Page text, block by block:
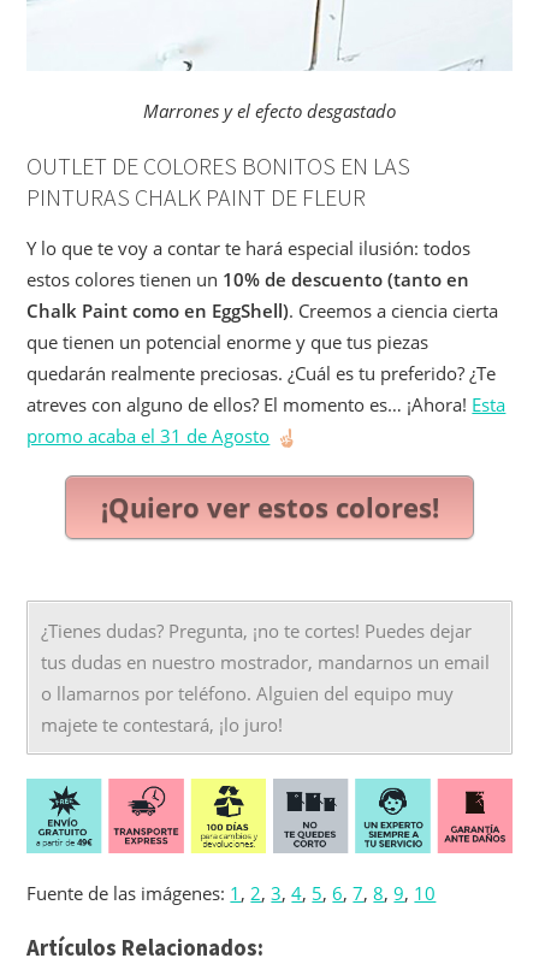
Marrones y el efecto desgastado
OUTLET DE COLORES BONITOS EN LAS
PINTURAS CHALK PAINT DE FLEUR
Y lo que te voy a contar te hará especial ilusión: todos
estos colores tienen un 10% de descuento (tanto en
Chalk Paint como en EggShell). Creemos a ciencia cierta
que tienen un potencial enorme y que tus piezas
quedarán realmente preciosas. ¿Cuál es tu preferido? ¿Te
atreves con alguno de ellos? El momento es… ¡Ahora! Esta
promo acaba el 31 de Agosto
¡Quiero ver estos colores!
¿Tienes dudas? Pregunta, ¡no te cortes! Puedes dejar
tus dudas en nuestro mostrador, mandarnos un email
o llamarnos por teléfono. Alguien del equipo muy
majete te contestará, ¡lo juro!
Fuente de las imágenes: 1 ,2,3,4, 5,6,7,8,9, 10
Artículos Relacionados: